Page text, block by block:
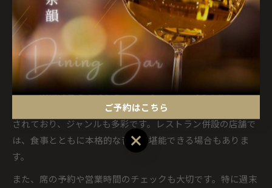
としても人気です。
広島市で味わうBARの生演奏ポイント
広島市内のBARで生演奏を楽しむ際は、事前に演奏スケジュ
ールや設備内容を確認することがポイントです。人気のレコ
ードバーやジャズバーでは、定期的にライブイベントが開催
されており、ジャンルも多彩です。レストラン併設の店舗で
は、食事とともに本格的な音楽を堪能できる場合もありま
す。
また、席の予約や営業時間のチェックも大切です。特に週末
ご予約はこちら
ご予約はこちら